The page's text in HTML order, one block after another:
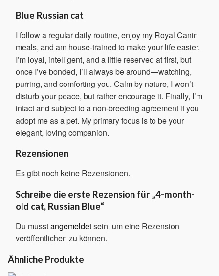
Blue Russian cat
I follow a regular daily routine, enjoy my Royal Canin
meals, and am house-trained to make your life easier.
I’m loyal, intelligent, and a little reserved at first, but
once I’ve bonded, I’ll always be around—watching,
purring, and comforting you. Calm by nature, I won’t
disturb your peace, but rather encourage it. Finally, I’m
intact and subject to a non-breeding agreement if you
adopt me as a pet. My primary focus is to be your
elegant, loving companion.
Rezensionen
Es gibt noch keine Rezensionen.
Schreibe die erste Rezension für „4-month-
old cat, Russian Blue“
Du musstangemeldetsein, um eine Rezension
veröffentlichen zu können.
Ähnliche Produkte